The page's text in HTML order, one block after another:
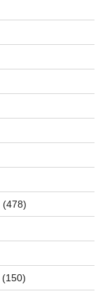
(478)
(150)